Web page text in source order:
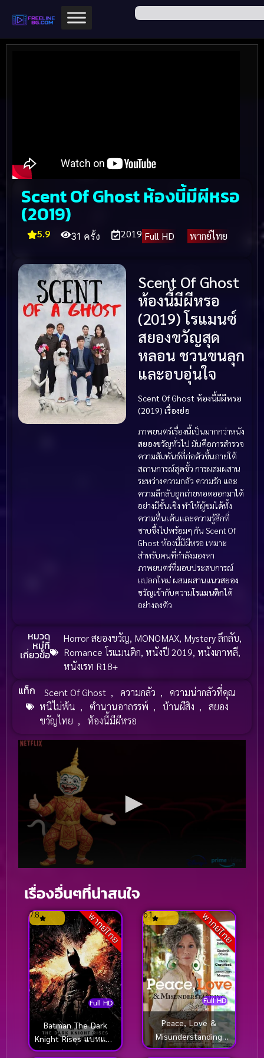
Scent Of Ghost ห้องนี้มีผีหรอ
(2019)
5.9 31 ครั้ง 2019 Full HD พากย์ไทย
Scent Of Ghost
ห้องนี้มีผีหรอ
(2019) โรแมนซ์
สยองขวัญสุด
หลอน ชวนขนลุก
และอบอุ่นใจ
Scent Of Ghost ห้องนี้มีผีหรอ
(2019) เรื่องย่อ
ภาพยนตร์เรื่องนี้เป็นมากกว่าหนัง
สยองขวัญทั่วไป มันคือการสำรวจ
ความสัมพันธ์ที่ก่อตัวขึ้นภายใต้
สถานการณ์สุดขั้ว การผสมผสาน
ระหว่างความกลัว ความรัก และ
ความลึกลับถูกถ่ายทอดออกมาได้
อย่างมีชั้นเชิง ทำให้ผู้ชมได้ทั้ง
ความตื่นเต้นและความรู้สึกที่
ซาบซึ้งไปพร้อมๆ กัน Scent Of
Ghost ห้องนี้มีผีหรอ เหมาะ
สำหรับคนที่กำลังมองหา
ภาพยนตร์ที่มอบประสบการณ์
แปลกใหม่ ผสมผสานแนวสยอง
ขวัญเข้ากับความโรแมนติกได้
อย่างลงตัว
หมวด
หมู่ที่
เกี่ยวข้อ
Horror สยองขวัญ, MONOMAX, Mystery ลึกลับ,
Romance โรแมนติก,หนังปี 2019,หนังเกาหลี,
หนังเรท R18+
แท็ก Scent Of Ghost , ความกลัว ,
ความน่ากลัวที่คุณ
หนีไม่พ้น , ตำนานอาถรรพ์ , บ้านผีสิง ,
สยอง
ขวัญไทย , ห้องนี้มีผีหรอ
เรื่องอื่นๆที่น่าสนใจ
พากย์ไทย
Full HD
7.8
Batman The Dark
Knight Rises แบทแมน
อัศวินรัตติกาลผงาด
พากย์ไทย
Full HD
6.1
Peace, Love &
Misunderstanding
(2011) อุ่นไอรักวันหวน